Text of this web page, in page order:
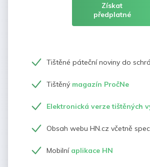
Získat
předplatné
Tištěné páteční noviny do
Tištěný magazín PročNe
Elektronická verze tištěných
Obsah webu HN.cz včetně
Mobilní aplikace HN